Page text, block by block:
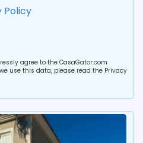
Policy
agree to the CasaGator.com
use this data, please read the Privacy